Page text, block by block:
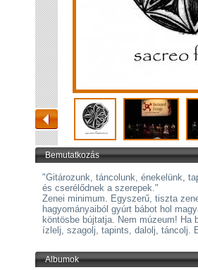
Bemutatkozás
"Gitározunk, táncolunk, énekelünk,
és cserélődnek a szerepek."
Zenei minimum. Egyszerű, tiszta
hagyományaiból gyúrt bábot hol
köntösbe bújtatja. Nem múzeum! Ha
ízlelj, szagolj, tapints, dalolj,
Albumok